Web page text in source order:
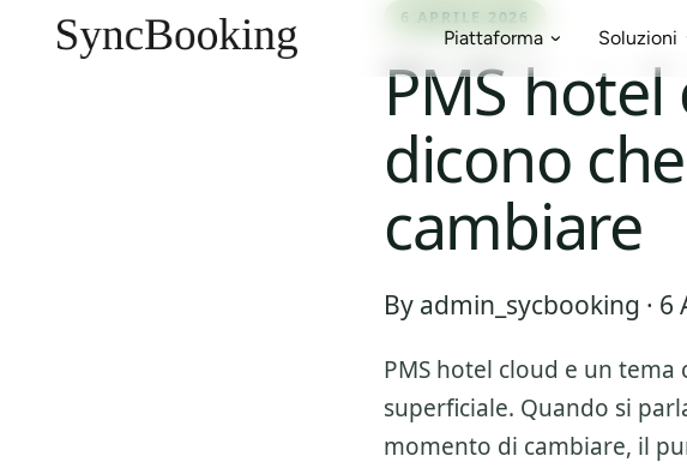
Piattaforma Soluzioni
Gestione Canali
Multi-Calendario
Inbox Unificata
Affitti Urbani
Affitti Stagionali
Report e Guide
6 APRILE 2026
PMS
dicono
cambiare
By admin_sycbooking · 6
PMS hotel cloud e un tema
superficiale. Quando si
momento di cambiare, il